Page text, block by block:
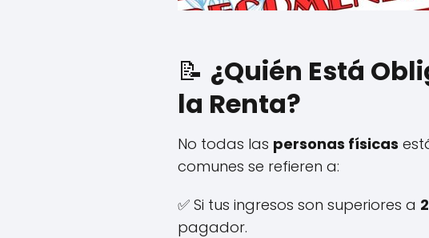
📝 ¿Quién Está
la Renta?
No todas las personas físicas
comunes se refieren a:
✅ Si tus ingresos son superiores a
pagador.